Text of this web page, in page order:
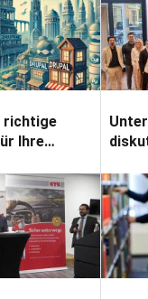
richtige
Ihre
veremiyorsan,
ver…